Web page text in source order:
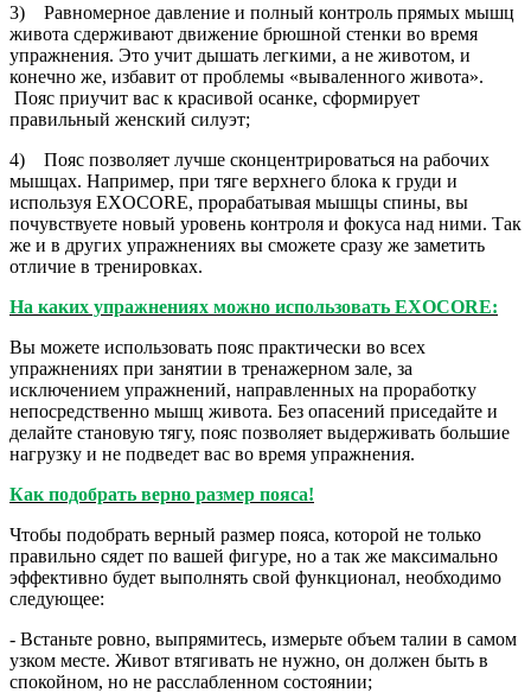
3) Равномерное давление и полный контроль прямых мышц
живота сдерживают движение брюшной стенки во время
упражнения. Это учит дышать легкими, а не животом, и
конечно же, избавит от проблемы «вываленного живота».
Пояс приучит вас к красивой осанке, сформирует
правильный женский силуэт;
4) Пояс позволяет лучше сконцентрироваться на рабочих
мышцах. Например, при тяге верхнего блока к груди и
используя EXOCORE, прорабатывая мышцы спины, вы
почувствуете новый уровень контроля и фокуса над ними. Так
же и в других упражнениях вы сможете сразу же заметить
отличие в тренировках.
На каких упражнениях можно использовать EXOCORE:
Вы можете использовать пояс практически во всех
упражнениях при занятии в тренажерном зале, за
исключением упражнений, направленных на проработку
непосредственно мышц живота. Без опасений приседайте и
делайте становую тягу, пояс позволяет выдерживать большие
нагрузку и не подведет вас во время упражнения.
Как подобрать верно размер пояса!
Чтобы подобрать верный размер пояса, которой не только
правильно сядет по вашей фигуре, но а так же максимально
эффективно будет выполнять свой функционал, необходимо
следующее:
- Встаньте ровно, выпрямитесь, измерьте объем талии в самом
узком месте. Живот втягивать не нужно, он должен быть в
спокойном, но не расслабленном состоянии;